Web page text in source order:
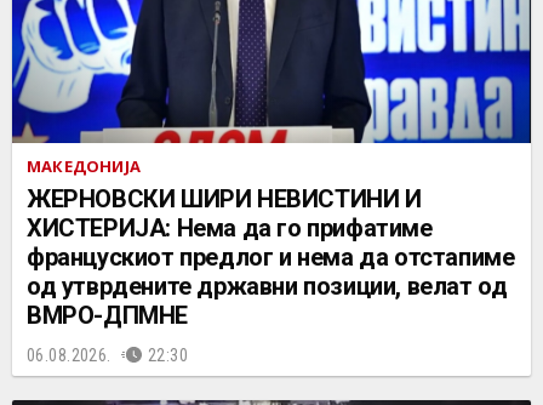
МАКЕДОНИЈА
ЖЕРНОВСКИ ШИРИ НЕВИСТИНИ И
ХИСТЕРИЈА: Нема да го прифатиме
францускиот предлог и нема да отстапиме
од утврдените државни позиции, велат од
ВМРО-ДПМНЕ
06.08.2026. 22:30